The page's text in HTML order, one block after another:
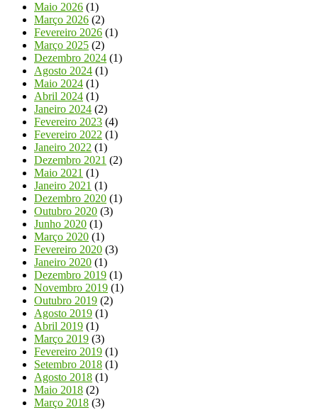
Maio 2026 (1)
Março 2026 (2)
Fevereiro 2026 (1)
Março 2025 (2)
Dezembro 2024 (1)
Agosto 2024 (1)
Maio 2024 (1)
Abril 2024 (1)
Janeiro 2024 (2)
Fevereiro 2023 (4)
Fevereiro 2022 (1)
Janeiro 2022 (1)
Dezembro 2021 (2)
Maio 2021 (1)
Janeiro 2021 (1)
Dezembro 2020 (1)
Outubro 2020 (3)
Junho 2020 (1)
Março 2020 (1)
Fevereiro 2020 (3)
Janeiro 2020 (1)
Dezembro 2019 (1)
Novembro 2019 (1)
Outubro 2019 (2)
Agosto 2019 (1)
Abril 2019 (1)
Março 2019 (3)
Fevereiro 2019 (1)
Setembro 2018 (1)
Agosto 2018 (1)
Maio 2018 (2)
Março 2018 (3)